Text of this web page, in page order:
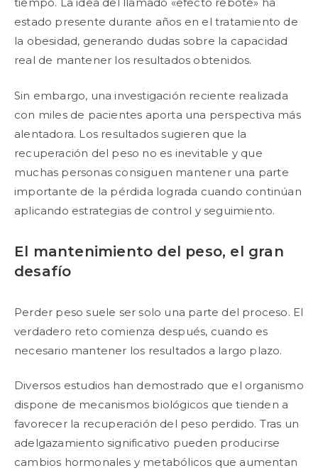
estado presente durante años en el tratamiento de
la obesidad, generando dudas sobre la capacidad
real de mantener los resultados obtenidos.
Sin embargo, una investigación reciente realizada
con miles de pacientes aporta una perspectiva más
alentadora. Los resultados sugieren que la
recuperación del peso no es inevitable y que
muchas personas consiguen mantener una parte
importante de la pérdida lograda cuando continúan
aplicando estrategias de control y seguimiento.
El mantenimiento del peso, el gran
desafío
Perder peso suele ser solo una parte del proceso. El
verdadero reto comienza después, cuando es
necesario mantener los resultados a largo plazo.
Diversos estudios han demostrado que el organismo
dispone de mecanismos biológicos que tienden a
favorecer la recuperación del peso perdido. Tras un
adelgazamiento significativo pueden producirse
cambios hormonales y metabólicos que aumentan